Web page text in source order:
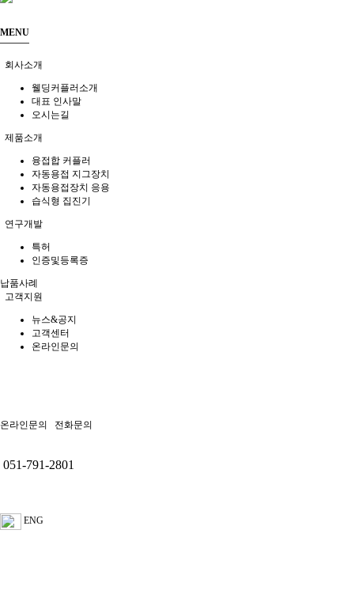
MENU
회사소개
웰딩커플러소개
대표 인사말
오시는길
제품소개
융접합 커플러
자동용접 지그장치
자동용접장치 응용
습식형 집진기
연구개발
특허
인증및등록증
납품사례
고객지원
뉴스&공지
고객센터
온라인문의
온라인문의 전화문의
051-791-2801
ENG